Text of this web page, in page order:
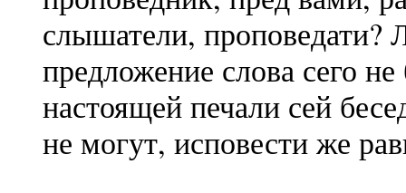
слышатели, проповедати?
предложение слова сего
настоящей печали сей
не могут, исповести же